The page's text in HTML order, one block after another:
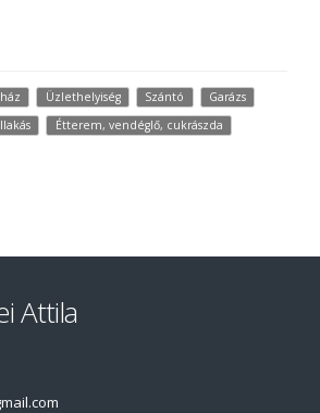
Üzlethelyiség Szántó
Garázs
Étterem, vendéglő, cukrászda
Attila